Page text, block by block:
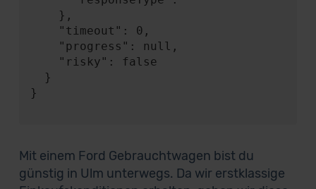
}
Mit einem Ford Gebrauchtwagen bist du
günstig in Ulm unterwegs. Da wir erstklassige